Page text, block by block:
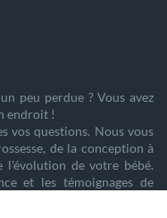
peu perdue ? Vous avez
endroit !
vos questions. Nous vous
, de la conception à
l'évolution de votre bébé.
et les témoignages de